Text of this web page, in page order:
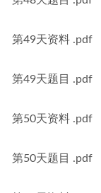
第49天资料 .pdf
第49天题目 .pdf
第50天资料 .pdf
第50天题目 .pdf